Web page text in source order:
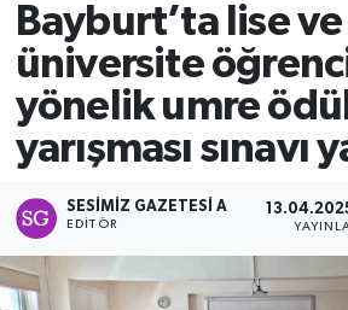
Bayburt’ta lise ve
üniversite
yönelik umre
yarışması sınavı
SESIMIZ GAZETESI A
EDITÖR
Ekonomi
Genel
Gündem
Magazin
Politika
Namaz Vakitleri
Trafik Durumu
Süper Lig Puan Durumu ve
Tüm Manşetler
Son Dakika Haberleri